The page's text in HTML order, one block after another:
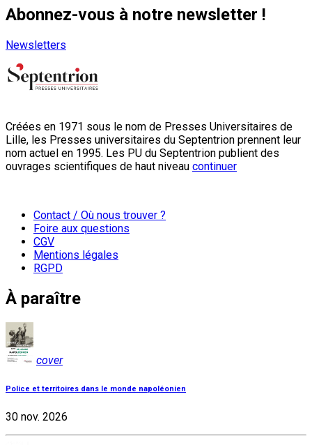
Abonnez-vous à notre newsletter !
Newsletters
Créées en 1971 sous le nom de Presses Universitaires de
Lille, les Presses universitaires du Septentrion prennent leur
nom actuel en 1995. Les PU du Septentrion publient des
ouvrages scientifiques de haut niveau continuer
Contact / Où nous trouver ?
Foire aux questions
CGV
Mentions légales
RGPD
À paraître
cover
Police et territoires dans le monde napoléonien
30 nov. 2026